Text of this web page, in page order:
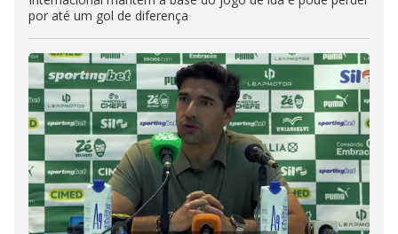
por até um gol de diferença